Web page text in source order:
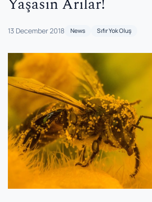
13 December 2018 News Sıfır Yok Oluş